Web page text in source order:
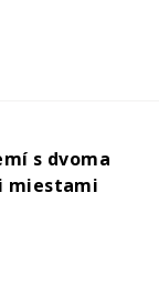
s dvoma
miestami